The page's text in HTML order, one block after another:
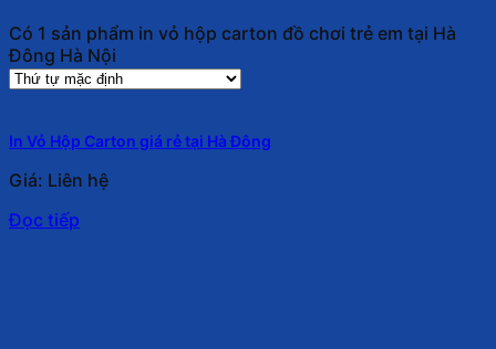
Có 1 sản phẩm in vỏ hộp carton đồ chơi trẻ em tại Hà
Đông Hà Nội
In Vỏ Hộp Carton giá rẻ tại Hà Đông
Giá: Liên hệ
Đọc tiếp